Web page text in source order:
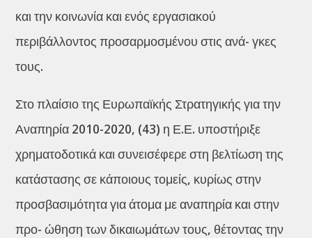
και την κοινωνία και ενός εργασιακού
περιβάλλοντος προσαρμοσμένου στις ανά- γκες
τους.
Στο πλαίσιο της Ευρωπαϊκής Στρατηγικής για την
Αναπηρία 2010-2020, (43) η Ε.Ε. υποστήριξε
χρηματοδοτικά και συνεισέφερε στη βελτίωση της
κατάστασης σε κάποιους τομείς, κυρίως στην
προσβασιμότητα για άτομα με αναπηρία και στην
προ- ώθηση των δικαιωμάτων τους, θέτοντας την